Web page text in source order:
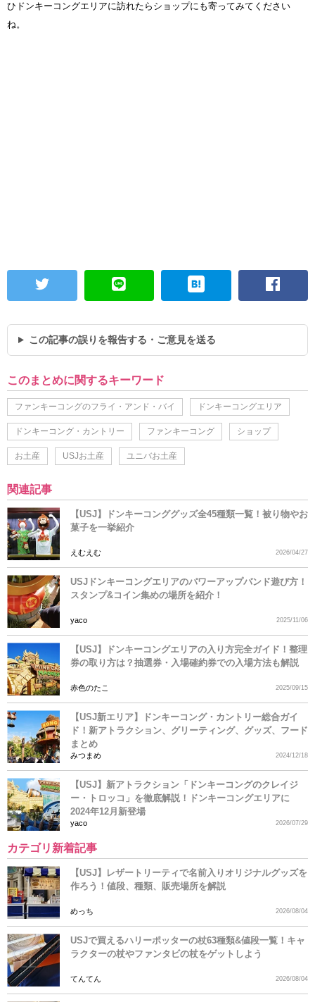
ひドンキーコングエリアに訪れたらショップにも寄ってみてください
ね。
この記事の誤りを報告する・ご意見を送る
このまとめに関するキーワード
ファンキーコングのフライ・アンド・バイ ドンキーコングエリア
ドンキーコング・カントリー ファンキーコング ショップ
お土産 USJお土産 ユニバお土産
関連記事
【USJ】ドンキーコンググッズ全45種類一覧！被り物やお
菓子を一挙紹介
えむえむ 2026/04/27
USJドンキーコングエリアのパワーアップバンド遊び方！
スタンプ&コイン集めの場所を紹介！
yaco 2025/11/06
【USJ】ドンキーコングエリアの入り方完全ガイド！整理
券の取り方は？抽選券・入場確約券での入場方法も解説
赤色のたこ 2025/09/15
【USJ新エリア】ドンキーコング・カントリー総合ガイ
ド！新アトラクション、グリーティング、グッズ、フード
まとめ
みつまめ 2024/12/18
【USJ】新アトラクション「ドンキーコングのクレイジ
ー・トロッコ」を徹底解説！ドンキーコングエリアに
2024年12月新登場
yaco 2026/07/29
カテゴリ新着記事
【USJ】レザートリーティで名前入りオリジナルグッズを
作ろう！値段、種類、販売場所を解説
めっち 2026/08/04
USJで買えるハリーポッターの杖63種類&値段一覧！キャ
ラクターの杖やファンタビの杖をゲットしよう
てんてん 2026/08/04